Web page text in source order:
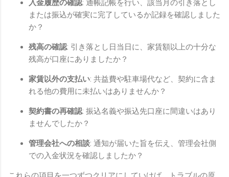
入金履歴の確認: 通帳記帳を行い、該当月の引き落とし
または振込が確実に完了しているか記録を確認しました
か？
残高の確認: 引き落とし日当日に、家賃額以上の十分な
残高が口座にありましたか？
家賃以外の支払い: 共益費や駐車場代など、契約に含ま
れる他の費用に未払いはありませんか？
契約書の再確認: 振込名義や振込先口座に間違いはあり
ませんでしたか？
管理会社への相談: 通知が届いた旨を伝え、管理会社側
での入金状況を確認しましたか？